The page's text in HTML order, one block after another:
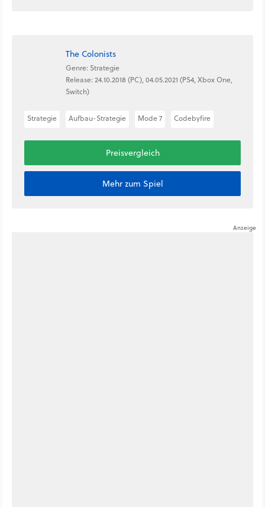
The Colonists
Genre: Strategie
Release: 24.10.2018 (PC), 04.05.2021 (PS4, Xbox One,
Switch)
Strategie Aufbau-Strategie Mode 7 Codebyfire
Preisvergleich
Mehr zum Spiel